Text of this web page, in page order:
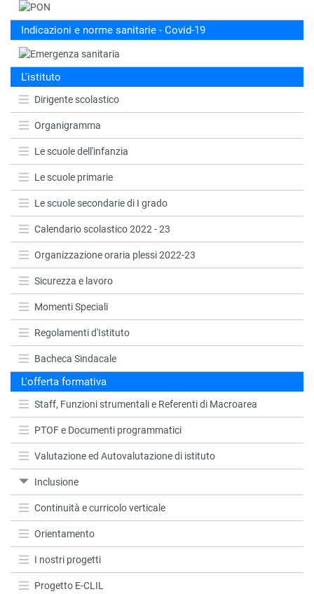
Indicazioni e norme sanitarie - Covid-19
L'istituto
Dirigente scolastico
Organigramma
Le scuole dell'infanzia
Le scuole primarie
Le scuole secondarie di I grado
Calendario scolastico 2022 - 23
Organizzazione oraria plessi 2022-23
Sicurezza e lavoro
Momenti Speciali
Regolamenti d'Istituto
Bacheca Sindacale
L'offerta formativa
Staff, Funzioni strumentali e Referenti di Macroarea
PTOF e Documenti programmatici
Valutazione ed Autovalutazione di istituto
Inclusione
Continuità e curricolo verticale
Orientamento
I nostri progetti
Progetto E-CLIL